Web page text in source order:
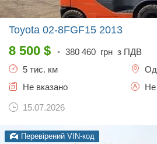
Toyota 02-8FGF15 2013
8 500 $ • 380 460 грн з ПДВ
5 тис. км
Не вказано
Не
15.07.2026
Перевірений VIN-код